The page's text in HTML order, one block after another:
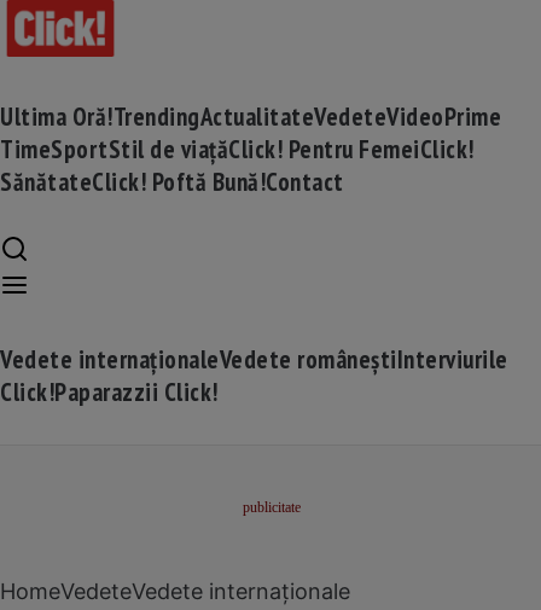
Ultima Oră!TrendingActualitateVedeteVideoPrime
TimeSportStil de viațăClick! Pentru FemeiClick!
SănătateClick! Poftă Bună!Contact
Vedete internaționaleVedete româneștiInterviurile
Click!Paparazzii Click!
HomeVedeteVedete internaționale